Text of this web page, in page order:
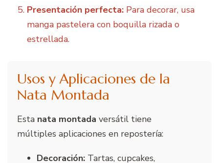
Presentación perfecta: Para decorar, usa
manga pastelera con boquilla rizada o
estrellada.
Usos y Aplicaciones de la
Nata Montada
Esta nata montada versátil tiene
múltiples aplicaciones en repostería:
Decoración: Tartas, cupcakes,